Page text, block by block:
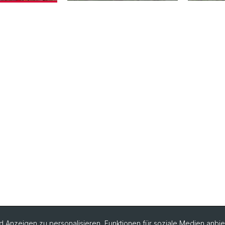
Anzeigen zu personalisieren, Funktionen für soziale Medien